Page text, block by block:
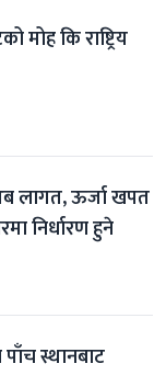
मोह कि राष्ट्रिय
लागत, ऊर्जा खपत
निर्धारण हुने
स्थानबाट